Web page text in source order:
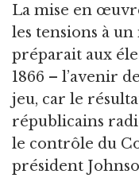
La mise en
les tensions à
préparait aux
1866 – l’avenir
jeu, car le
républicains
le contrôle du
président